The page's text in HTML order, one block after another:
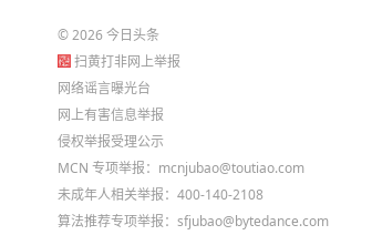
©2026今日头条
扫黄打非网上举报
网络谣言曝光台
网上有害信息举报
侵权举报受理公示
MCN 专项举报：mcnjubao@toutiao.com
未成年人相关举报：400-140-2108
算法推荐专项举报：sfjubao@bytedance.com